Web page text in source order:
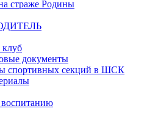
страже Родины
документы
спортивных секций в ШСК
воспитанию